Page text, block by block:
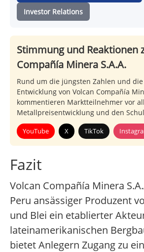
Investor Relations
Stimmung und Reaktionen
Compañía Minera S.A.A.
Rund um die jüngsten Zahlen und
Entwicklung von Volcan Compañía
kommentieren Marktteilnehmer vor
Metallpreisentwicklung und den
YouTube X TikTok
Fazit
Volcan Compañía Minera
Peru ansässiger Produzent
und Blei ein etablierter
lateinamerikanischen
bietet Anlegern Zugang zu